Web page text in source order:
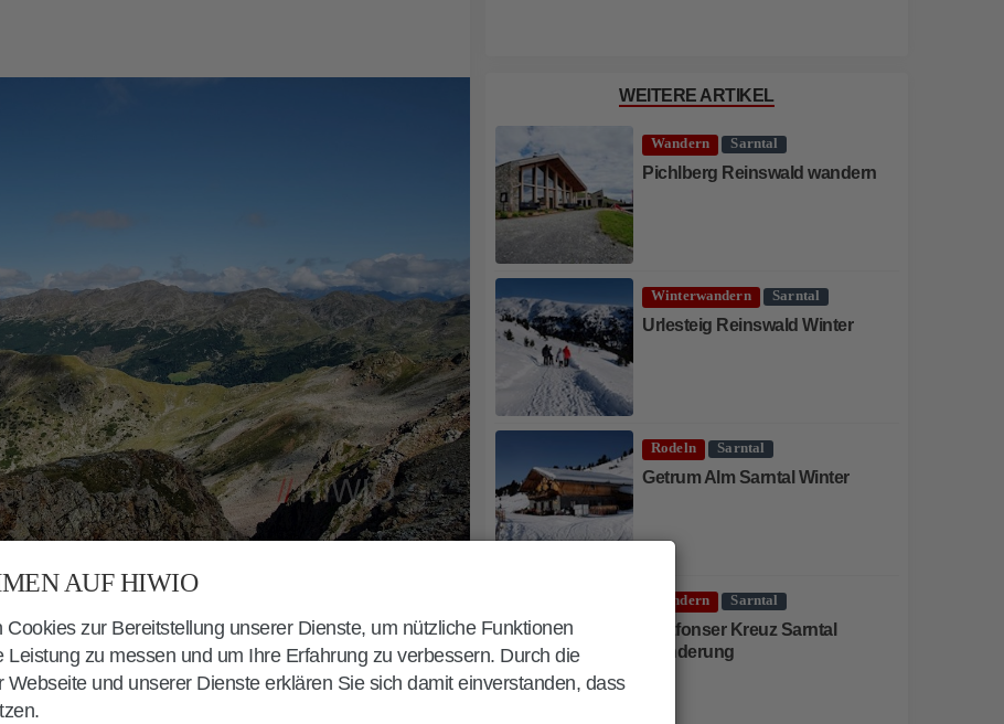
RUNDWANDERUNG
WEITERE ARTIKEL
Wandern Sarntal
Pichlberg Reinswald wandern
Winterwandern Sarntal
Urlesteig Reinswald Winter
Rodeln Sarntal
Getrum Alm Sarntal Winter
Wandern Sarntal
Latzfonser Kreuz Sarntal
Wanderung
AUF HIWIO
Cookies zur Bereitstellung unserer Dienste, um nützliche Funktionen
Leistung zu messen und um Ihre Erfahrung zu verbessern. Durch die
Webseite und unserer Dienste erklären Sie sich damit einverstanden, dass